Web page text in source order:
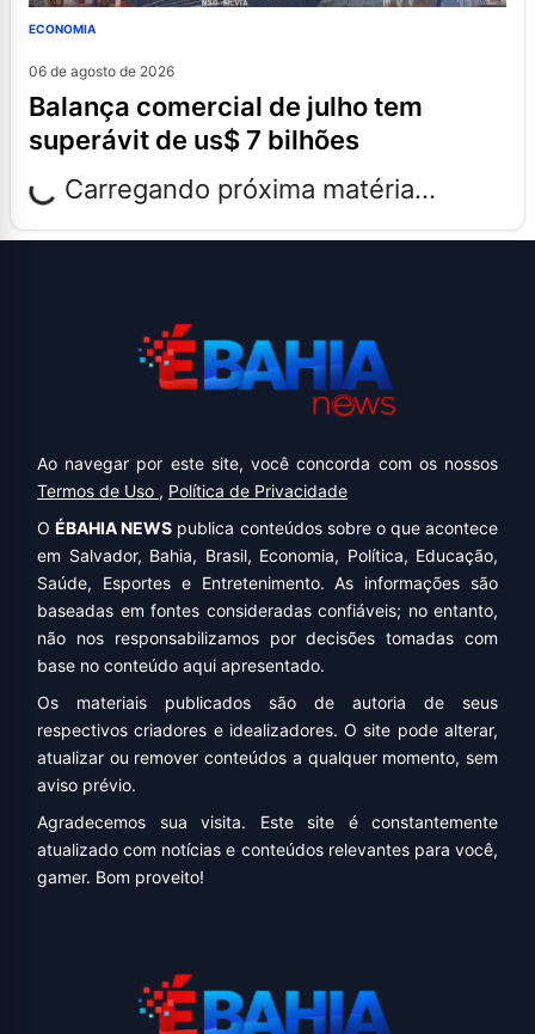
ECONOMIA
06 de agosto de 2026
balança comercial de julho tem
superávit de us$ 7 bilhões
Carregando próxima matéria...
Ao navegar por este site, você concorda com os nossos
Termos de Uso , Política de Privacidade
OÉBAHIA NEWS publica conteúdos sobre o que acontece
em Salvador, Bahia, Brasil, Economia, Política, Educação,
Saúde, Esportes e Entretenimento. As informações são
baseadas em fontes consideradas confiáveis; no entanto,
não nos responsabilizamos por decisões tomadas com
base no conteúdo aqui apresentado.
Os materiais publicados são de autoria de seus
respectivos criadores e idealizadores. O site pode alterar,
atualizar ou remover conteúdos a qualquer momento, sem
aviso prévio.
Agradecemos sua visita. Este site é constantemente
atualizado com notícias e conteúdos relevantes para você,
gamer. Bom proveito!